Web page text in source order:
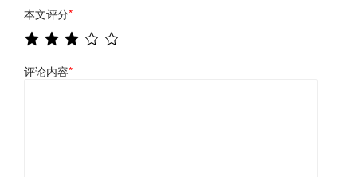
本文评分*
评论内容*